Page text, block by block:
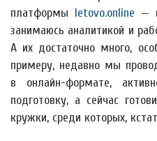
платформы letovo.online —
занимаюсь аналитикой и
А их достаточно много,
примеру, недавно мы
в онлайн-формате,
подготовку, а сейчас
кружки, среди которых,